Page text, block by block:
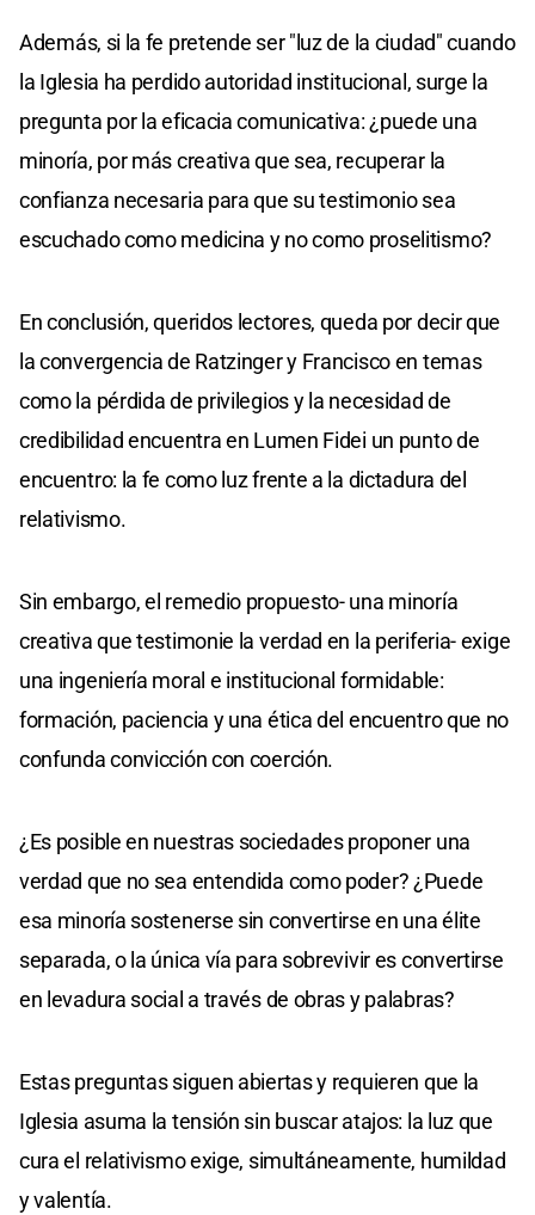
Además, si la fe pretende ser "luz de la ciudad" cuando
la Iglesia ha perdido autoridad institucional, surge la
pregunta por la eficacia comunicativa: ¿puede una
minoría, por más creativa que sea, recuperar la
confianza necesaria para que su testimonio sea
escuchado como medicina y no como proselitismo?
En conclusión, queridos lectores, queda por decir que
la convergencia de Ratzinger y Francisco en temas
como la pérdida de privilegios y la necesidad de
credibilidad encuentra en Lumen Fidei un punto de
encuentro: la fe como luz frente a la dictadura del
relativismo.
Sin embargo, el remedio propuesto- una minoría
creativa que testimonie la verdad en la periferia- exige
una ingeniería moral e institucional formidable:
formación, paciencia y una ética del encuentro que no
confunda convicción con coerción.
¿Es posible en nuestras sociedades proponer una
verdad que no sea entendida como poder? ¿Puede
esa minoría sostenerse sin convertirse en una élite
separada, o la única vía para sobrevivir es convertirse
en levadura social a través de obras y palabras?
Estas preguntas siguen abiertas y requieren que la
Iglesia asuma la tensión sin buscar atajos: la luz que
cura el relativismo exige, simultáneamente, humildad
y valentía.